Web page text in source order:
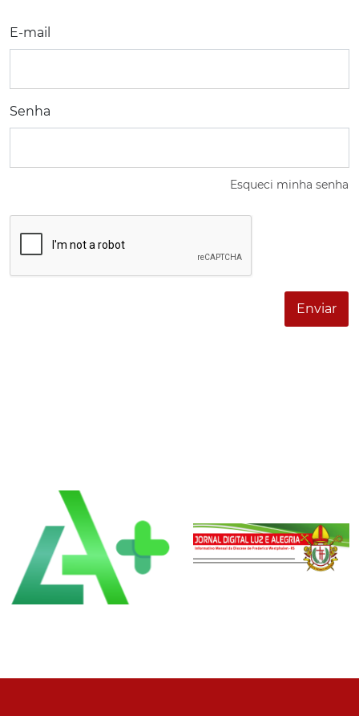
E-mail
Senha
Esqueci minha senha
Enviar